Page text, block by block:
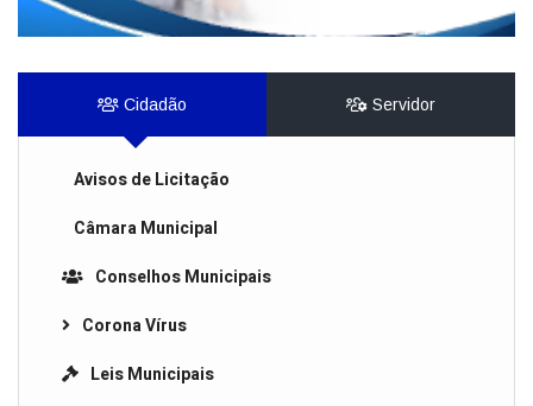
Cidadão Servidor
Avisos de Licitação
Câmara Municipal
Conselhos Municipais
Corona Vírus
Leis Municipais